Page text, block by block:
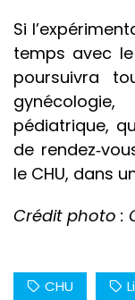
Si
temps avec
poursuivra
pédiatrique,
de
le CHU, dans
Crédit photo :
CHU